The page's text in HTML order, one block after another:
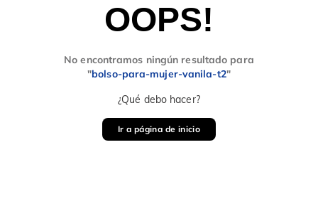
OOPS!
No encontramos ningún resultado para
"bolso-para-mujer-vanila-t2"
¿Qué debo hacer?
Ir a página de inicio